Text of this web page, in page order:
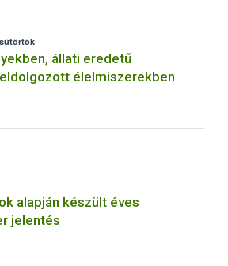
állati eredetű
élelmiszerekben
alapján készült éves
jelentés